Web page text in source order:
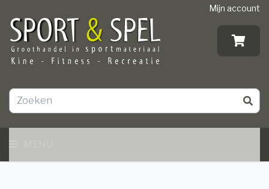
Mijn account